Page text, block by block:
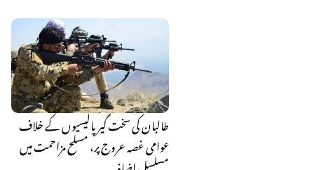
طالبان کی سخت گیر پالیسیوں کے خلاف
عوامی غصہ عروج پر، مسلح مزاحمت میں